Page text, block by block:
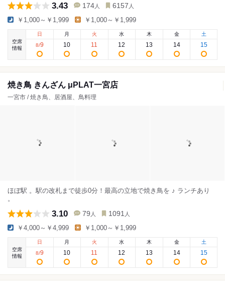
3.43 174 人 6157 人
￥1,000～￥1,999 ￥1,000～￥1,999
空席
情報
日
8/9
月
10
火
11
水
12
木
13
金
14
土
15
焼き鳥 きんざん μPLAT一宮店
一宮市 / 焼き鳥、居酒屋、鳥料理
ほぼ駅 。駅の改札まで徒歩0分！最高の立地で焼き鳥を ♪ ランチあり
。
3.10 79 人 1091 人
￥4,000～￥4,999 ￥1,000～￥1,999
空席
情報
日
8/9
月
10
火
11
水
12
木
13
金
14
土
15